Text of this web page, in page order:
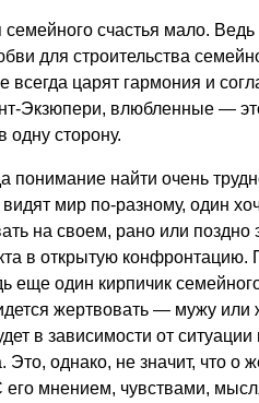
счастья мало.
для строительства
всегда царят гармония и
Экзюпери, влюбленные —
одну сторону.
понимание найти очень
мир по-разному, один
на своем, рано или поздно
в открытую конфронтацию.
еще один кирпичик
жертвовать — мужу или
в зависимости от
однако, не значит, что о
его мнением, чувствами,